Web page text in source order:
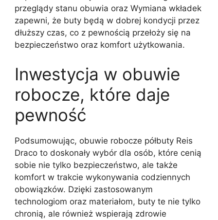
przeglądy stanu obuwia oraz Wymiana wkładek
zapewni, że buty będą w dobrej kondycji przez
dłuższy czas, co z pewnością przełoży się na
bezpieczeństwo oraz komfort użytkowania.
Inwestycja w obuwie
robocze, które daje
pewność
Podsumowując, obuwie robocze półbuty Reis
Draco to doskonały wybór dla osób, które cenią
sobie nie tylko bezpieczeństwo, ale także
komfort w trakcie wykonywania codziennych
obowiązków. Dzięki zastosowanym
technologiom oraz materiałom, buty te nie tylko
chronią, ale również wspierają zdrowie